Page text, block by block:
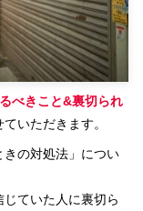
べきこと&裏切られ
いただきます。
の対処法」につい
ていた人に裏切ら